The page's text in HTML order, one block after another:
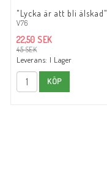
"Lycka är att bli älskad"
V76
45 SEK
22,50 SEK
Leverans: I Lager
KÖP